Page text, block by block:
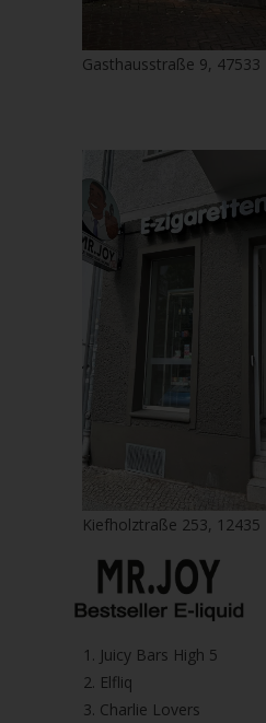
Gasthausstraße 9,
Kiefholztraße 253,
1.⁠ ⁠Juicy Bars High 5
2.⁠ ⁠⁠Elfliq
3.⁠ ⁠⁠Charlie Lovers